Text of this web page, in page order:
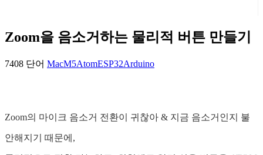
Zoom을 음소거하는 물리적 버튼 만들기
7408 단어 MacM5AtomESP32Arduino
Zoom의 마이크 음소거 전환이 귀찮아 & 지금 음소거인지 불
안해지기 때문에,